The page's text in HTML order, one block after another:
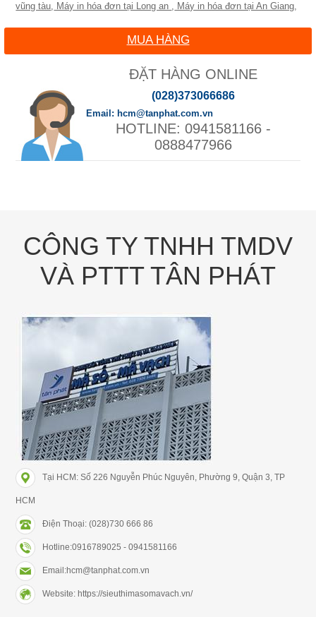
vũng tàu, Máy in hóa đơn tại Long an , Máy in hóa đơn tại An Giang,
MUA HÀNG
ĐẶT HÀNG ONLINE
(028)373066686
0941581166 -
0888477966
hcm@tanphat.com.vn
CÔNG TY TNHH TMDV
VÀ PTTT TÂN PHÁT
Tại HCM: Số 226 Nguyễn Phúc Nguyên, Phường 9, Quận 3, TP
HCM
Điện Thoại: (028)730 666 86
Hotline:0916789025 - 0941581166
Email:hcm@tanphat.com.vn
Website: https://sieuthimasomavach.vn/